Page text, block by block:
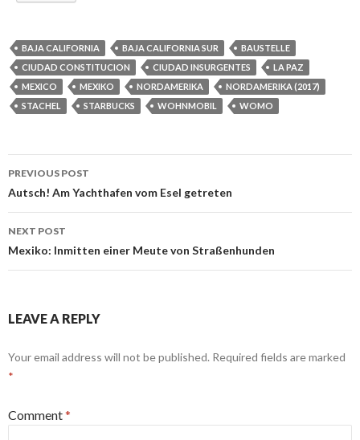
BAJA CALIFORNIA BAJA CALIFORNIA SUR
BAUSTELLE
CIUDAD CONSTITUCION
CIUDAD INSURGENTES
LA PAZ
MEXICO
MEXIKO NORDAMERIKA
NORDAMERIKA (2017)
STACHEL
STARBUCKS WOHNMOBIL WOMO
Post
navigation
PREVIOUS POST
Autsch! Am Yachthafen vom Esel getreten
NEXT POST
Mexiko: Inmitten einer Meute von Straßenhunden
LEAVE A REPLY
Your email address will not be published. Required fields are marked
*
Comment*